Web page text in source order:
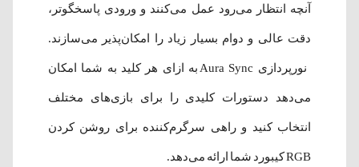
آنچه انتظار می‌رود عمل می‌کنند و ورودی پاسخگوتر،
دقت عالی و دوام بسیار زیاد را امکان‌پذیر می‌سازند.
نورپردازی Aura Sync به ازای هر کلید به شما امکان
می‌دهد دستورات کلیدی را برای بازی‌های مختلف
انتخاب کنید و راهی سرگرم‌کننده برای روشن کردن
RGB کیبورد شما ارائه می‌دهد.